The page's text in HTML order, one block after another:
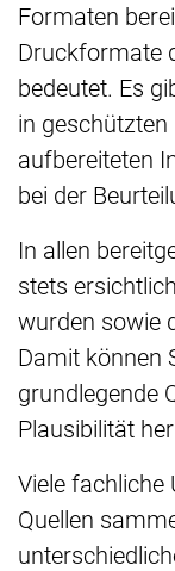
Formaten
Druckformate
bedeutet. Es
in
aufbereiteten
bei der
In allen
stets
wurden sowie
Damit können
grundlegende
Plausibilität
Viele fachliche
Quellen